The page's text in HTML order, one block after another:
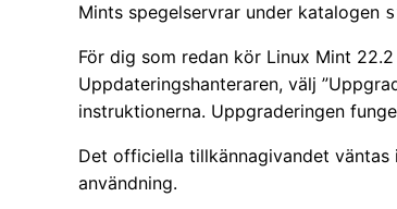
Mints spegelservrar under katalogen
För dig som redan kör Linux Mint
Uppdateringshanteraren, välj
instruktionerna. Uppgraderingen
Det officiella tillkännagivandet
användning.